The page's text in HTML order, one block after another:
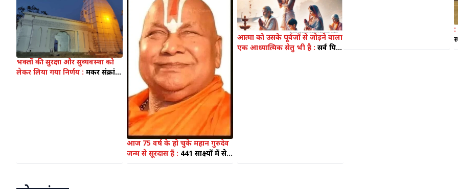
भक्तों की सुरक्षा और सुव्यवस्था को
लेकर लिया गया निर्णय : मकर संक्रांति
आज 75 वर्ष के हो चुके महान गुरुदेव
जन्म से सूरदास हैं : 441 साक्ष्यों में से
437 को न्यायालय ने स्वीकार कर
आत्मा को उसके पूर्वजों से जोड़ने वाला
एक आध्यात्मिक सेतु भी है : सर्व पितृ
: